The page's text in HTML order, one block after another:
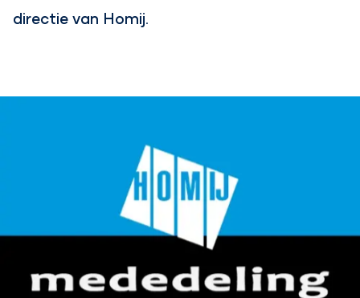
directie van Homij.